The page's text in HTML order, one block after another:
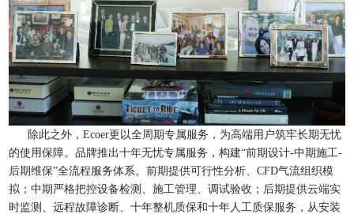
除此之外，Ecoer更以全周期专属服务，为高端用户筑牢长期无忧
的使用保障。品牌推出十年无忧专属服务，构建“前期设计-中期施工-
后期维保”全流程服务体系。前期提供可行性分析、CFD气流组织模
拟；中期严格把控设备检测、施工管理、调试验收；后期提供云端实
时监测、远程故障诊断、十年整机质保和十年人工质保服务，从安装